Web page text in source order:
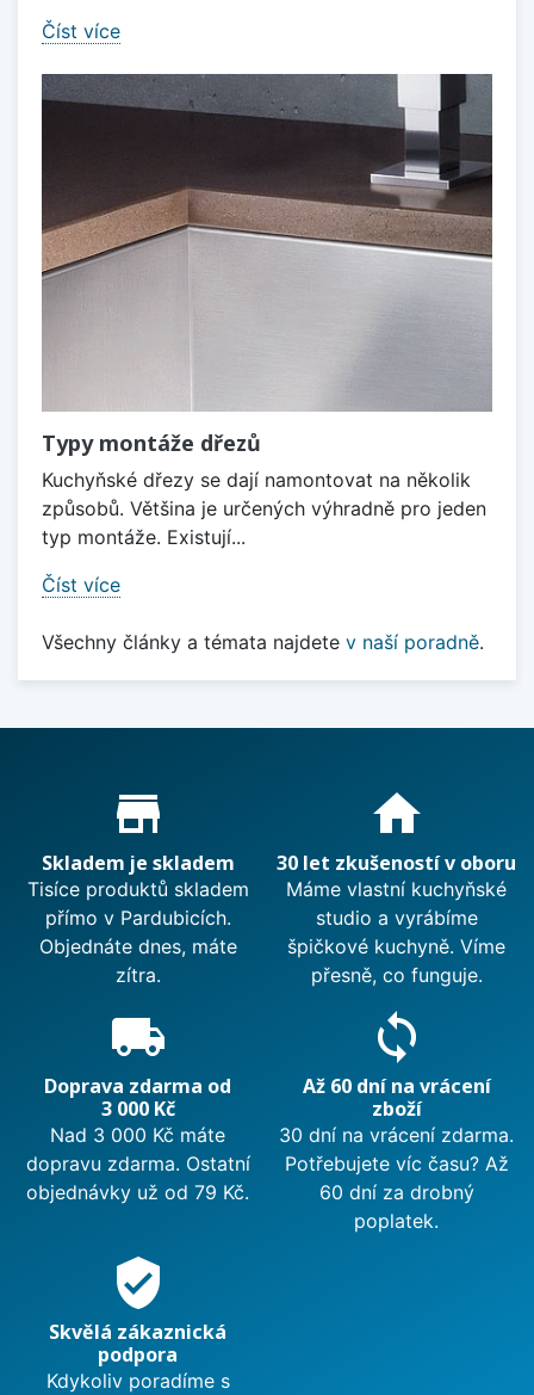
Číst více
Typy montáže dřezů
Kuchyňské dřezy se dají namontovat na několik
způsobů. Většina je určených výhradně pro jeden
typ montáže. Existují...
Číst více
Všechny články a témata najdete v naší poradně.
Proč nakupovat u nás?
store_mall_directory
Skladem je skladem
Tisíce produktů skladem
přímo v Pardubicích.
Objednáte dnes, máte
zítra.
home
30 let zkušeností v oboru
Máme vlastní kuchyňské
studio a vyrábíme
špičkové kuchyně. Víme
přesně, co funguje.
local_shipping
Doprava zdarma od
3 000 Kč
Nad 3 000 Kč máte
dopravu zdarma. Ostatní
objednávky už od 79 Kč.
sync
Až 60 dní na vrácení
zboží
30 dní na vrácení zdarma.
Potřebujete víc času? Až
60 dní za drobný
poplatek.
verified_user
Skvělá zákaznická
podpora
Kdykoliv poradíme s